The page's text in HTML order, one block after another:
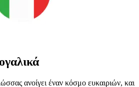
ανοίγει έναν κόσμο ευκαιριών, και